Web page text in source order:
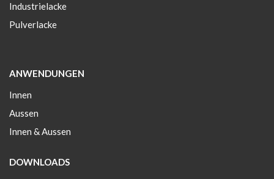
Industrielacke
Pulverlacke
ANWENDUNGEN
Innen
Aussen
Innen & Aussen
DOWNLOADS